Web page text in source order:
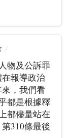
物及公訴罪
報導政治
，我們看
都是根據釋
都儘量站在
310條最後